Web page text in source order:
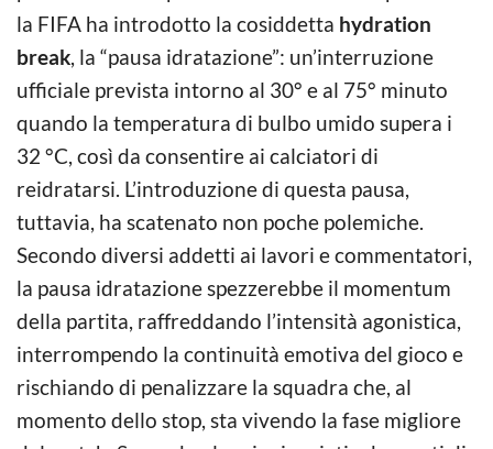
la FIFA ha introdotto la cosiddetta hydration
break, la “pausa idratazione”: un’interruzione
ufficiale prevista intorno al 30° e al 75° minuto
quando la temperatura di bulbo umido supera i
32 °C, così da consentire ai calciatori di
reidratarsi. L’introduzione di questa pausa,
tuttavia, ha scatenato non poche polemiche.
Secondo diversi addetti ai lavori e commentatori,
la pausa idratazione spezzerebbe il momentum
della partita, raffreddando l’intensità agonistica,
interrompendo la continuità emotiva del gioco e
rischiando di penalizzare la squadra che, al
momento dello stop, sta vivendo la fase migliore